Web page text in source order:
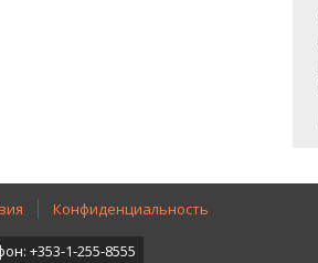
Конфиденциальность
+353-1-255-8555